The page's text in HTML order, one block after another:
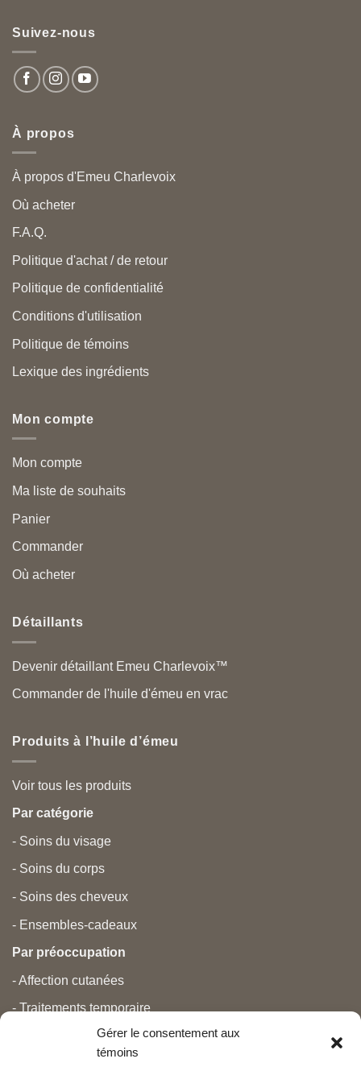
Gérer le consentement aux
témoins
Suivez-nous
À propos
À propos d'Emeu Charlevoix
Où acheter
F.A.Q.
Politique d'achat / de retour
Politique de confidentialité
Conditions d'utilisation
Politique de témoins
Lexique des ingrédients
Mon compte
Mon compte
Ma liste de souhaits
Panier
Commander
Où acheter
Détaillants
Devenir détaillant Emeu Charlevoix™
Commander de l'huile d'émeu en vrac
Produits à l’huile d’émeu
Voir tous les produits
Par catégorie
- Soins du visage
- Soins du corps
- Soins des cheveux
- Ensembles-cadeaux
Par préoccupation
- Affection cutanées
- Traitements temporaire